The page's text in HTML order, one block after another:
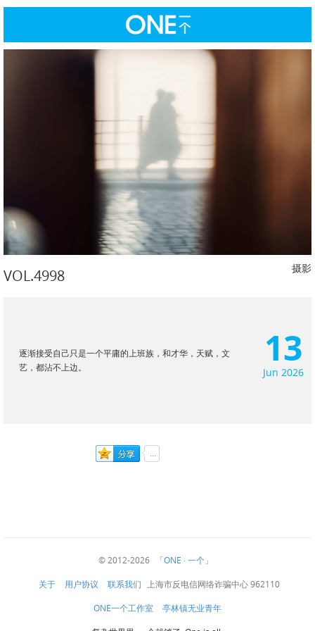
VOL.4998 摄影
逐渐接受自己只是一个平庸的上班族，和才华，天赋，文
艺，都沾不上边。
13
Jun 2026
© 2012-2026 「ONE · 一个」
关于 用户协议 联系我们 上海市反电信网络诈骗中心 962110
ONE一个工作室 亭林镇无业青年